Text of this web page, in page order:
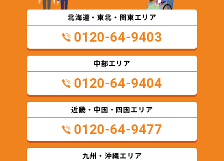
北海道・東北・関東エリア
0120-64-9403
中部エリア
0120-64-9404
近畿・中国・四国エリア
0120-64-9477
九州・沖縄エリア